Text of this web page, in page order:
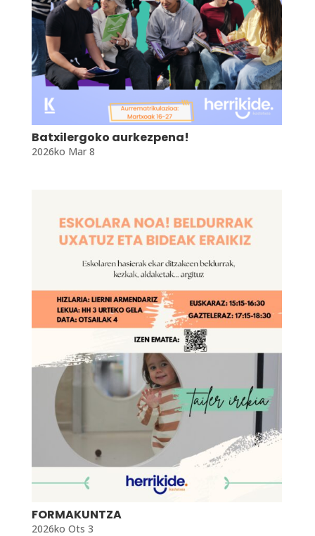
Batxilergoko aurkezpena!
2026ko Mar 8
FORMAKUNTZA
2026ko Ots 3